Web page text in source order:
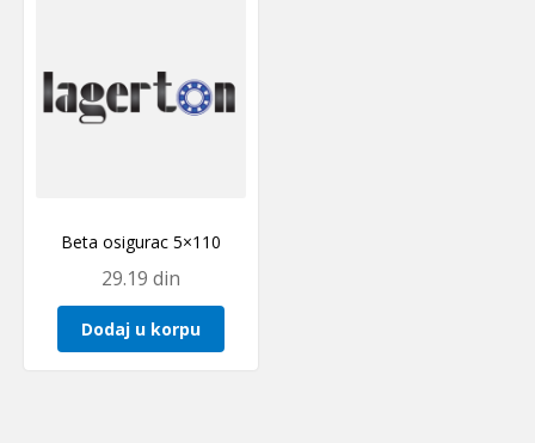
Beta osigurac 5×110
29.19 din
Dodaj u korpu